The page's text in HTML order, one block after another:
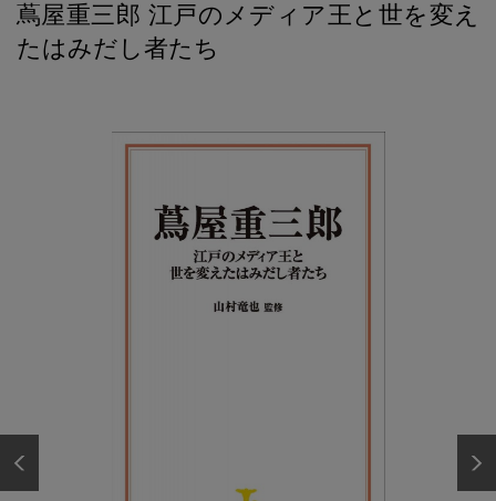
蔦屋重三郎 江戸のメディア王と世を変え
たはみだし者たち